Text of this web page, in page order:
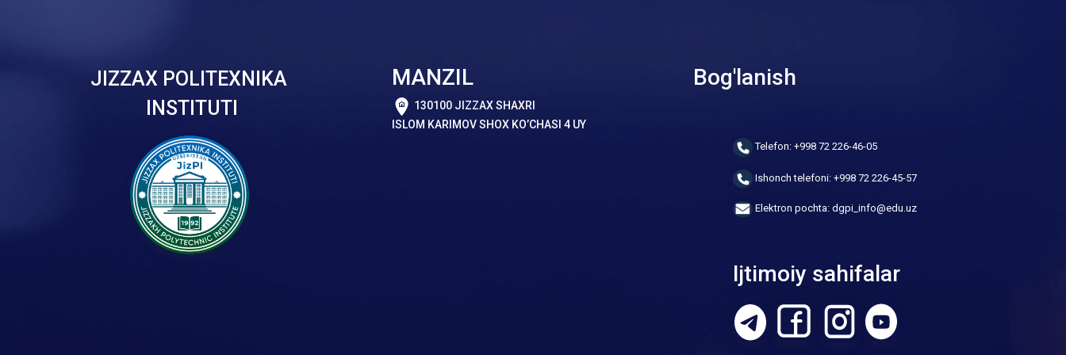
JIZZAX POLITEXNIKA
INSTITUTI
MANZIL
130100 JIZZAX SHAXRI
ISLOM KARIMOV SHOX KO’CHASI 4 UY
Bog'lanish
Telefon: +998 72 226-46-05
Ishonch telefoni: +998 72 226-45-57
Elektron pochta: dgpi_info@edu.uz
Ijtimoiy sahifalar